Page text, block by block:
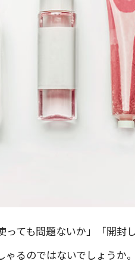
っても問題ないか」「開封
ゃるのではないでしょうか